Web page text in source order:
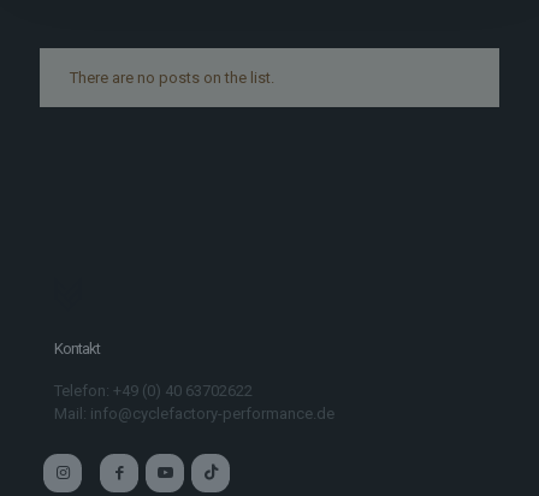
There are no posts on the list.
Kontakt
Telefon: +49 (0) 40 63702622
Mail: info@cyclefactory-performance.de